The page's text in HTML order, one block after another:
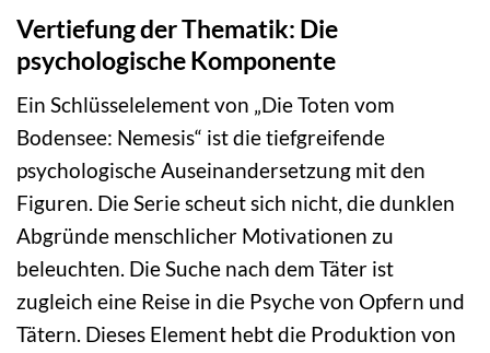
Vertiefung der Thematik: Die
psychologische Komponente
Ein Schlüsselelement von „Die Toten vom
Bodensee: Nemesis“ ist die tiefgreifende
psychologische Auseinandersetzung mit den
Figuren. Die Serie scheut sich nicht, die dunklen
Abgründe menschlicher Motivationen zu
beleuchten. Die Suche nach dem Täter ist
zugleich eine Reise in die Psyche von Opfern und
Tätern. Dieses Element hebt die Produktion von